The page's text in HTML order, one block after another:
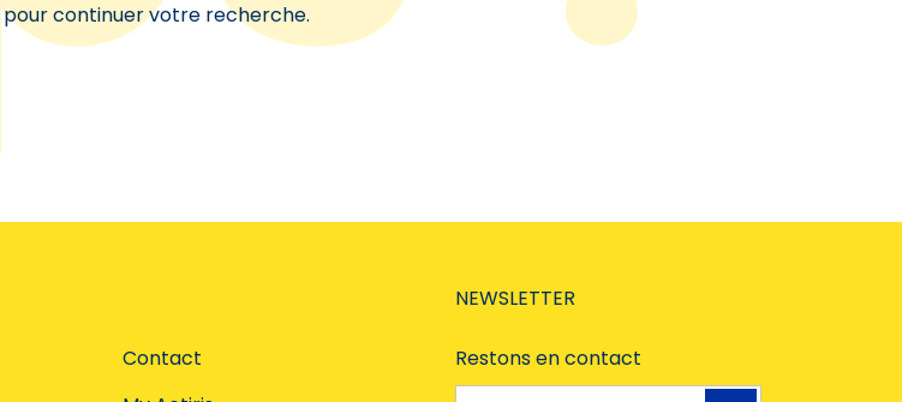
pour continuer votre recherche.
Contact
NEWSLETTER
Restons en contact